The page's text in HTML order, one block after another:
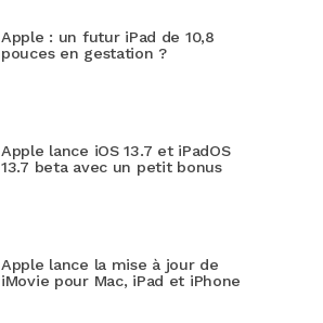
Apple : un futur iPad de 10,8
pouces en gestation ?
Apple lance iOS 13.7 et iPadOS
13.7 beta avec un petit bonus
Apple lance la mise à jour de
iMovie pour Mac, iPad et iPhone